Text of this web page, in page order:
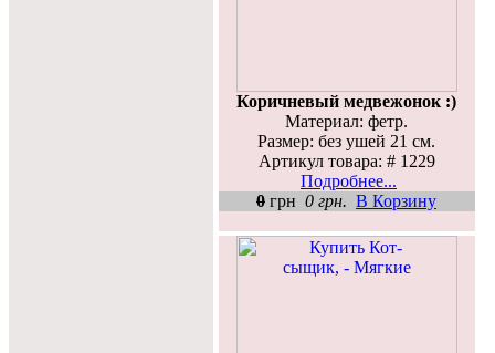
Коричневый медвежонок :)
Материал: фетр.
Размер: без ушей 21 см.
Артикул товара: # 1229
Подробнее...
0 грн 0 грн. В Корзину